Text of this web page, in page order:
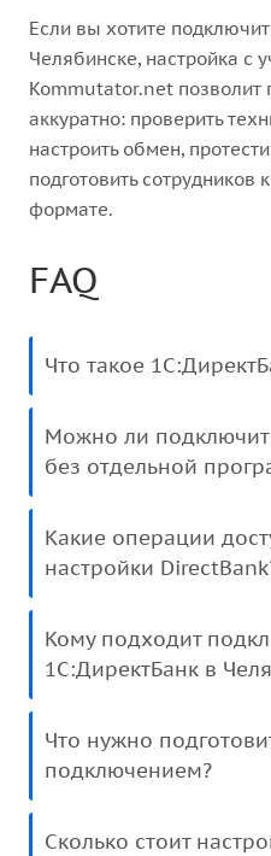
Если вы хотите
Челябинске, настройка с
Kommutator.net позволит
аккуратно: проверить
настроить обмен,
подготовить
формате.
FAQ
Что такое
Можно ли
без отдельной
Какие операции
настройки
Кому подходит
1С:ДиректБанк в
Что нужно
подключением?
Сколько стоит